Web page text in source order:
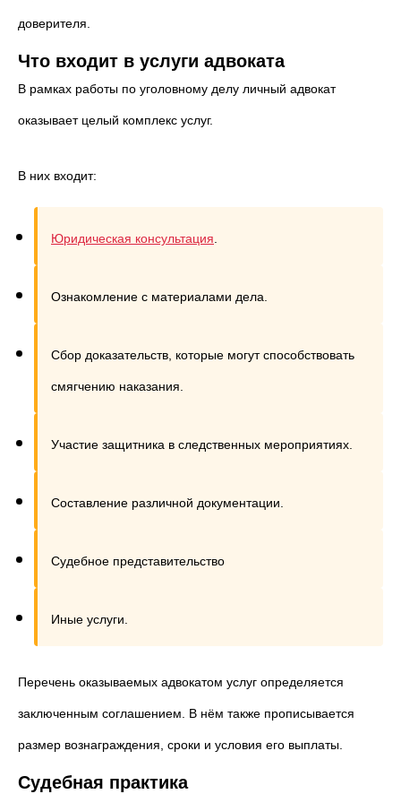
доверителя.
Что входит в услуги адвоката
В рамках работы по уголовному делу личный адвокат
оказывает целый комплекс услуг.
В них входит:
Юридическая консультация
Ознакомление с материалами дела.
Сбор доказательств, которые могут способствовать
смягчению наказания.
Участие защитника в следственных мероприятиях.
Составление различной документации.
Судебное представительство
Иные услуги.
Перечень оказываемых адвокатом услуг определяется
заключенным соглашением. В нём также прописывается
размер вознаграждения, сроки и условия его выплаты.
Судебная практика